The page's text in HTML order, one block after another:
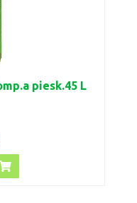
piesk.45 L